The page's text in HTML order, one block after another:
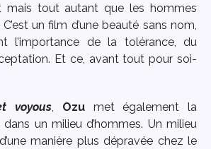
mais tout autant que les hommes
un film d’une beauté sans nom,
l’importance de la tolérance, du
Et ce, avant tout pour soi-
voyous, Ozumet également la
un milieu d’hommes. Un milieu
manière plus dépravée chez le